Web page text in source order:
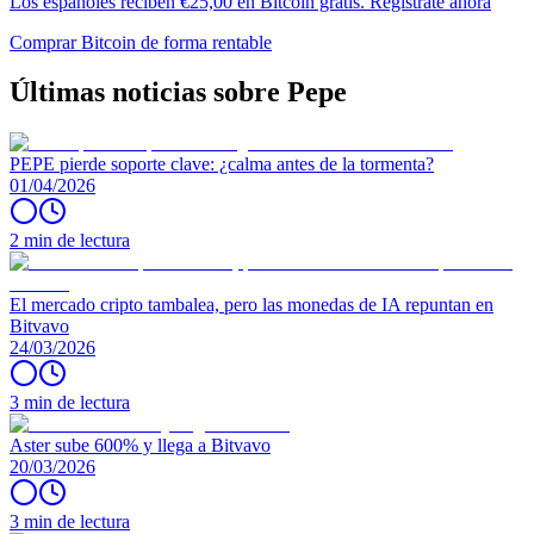
Comprar Bitcoin de forma rentable
Últimas noticias sobre Pepe
PEPE pierde soporte clave: ¿calma antes de la tormenta?
01/04/2026
2 min de lectura
El mercado cripto tambalea, pero las monedas de IA repuntan en
Bitvavo
24/03/2026
3 min de lectura
Aster sube 600% y llega a Bitvavo
20/03/2026
3 min de lectura